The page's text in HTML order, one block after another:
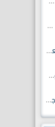
عايز تبقى هاكر؟ خريطة الطريق والمهارات الآن..
قصة الإنترنت من الحرب الباردة لعصر الجيل الخامس
قوانين وشروط منتديات أكتب كود لعلوم الحاسوب
هجمات Denial-of-Sleep وأمان أجهزة IoT